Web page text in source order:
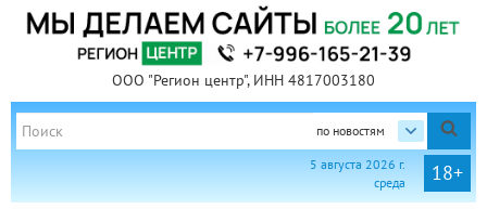
ООО "Регион центр", ИНН 4817003180
по новостям
18+
5 августа 2026 г.
среда